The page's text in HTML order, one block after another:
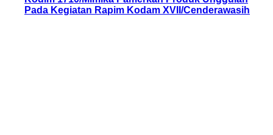
Pada Kegiatan Rapim Kodam XVII/Cenderawasih